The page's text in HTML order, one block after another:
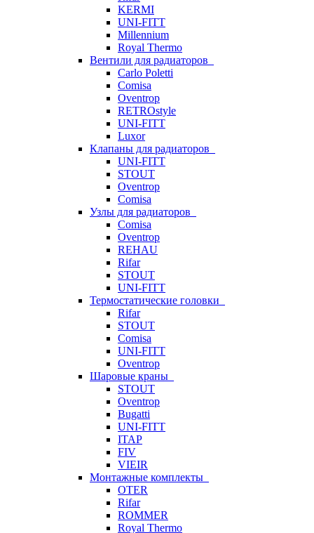
KERMI
UNI-FITT
Millennium
Royal Thermo
Вентили для радиаторов
Carlo Poletti
Comisa
Oventrop
RETROstyle
UNI-FITT
Luxor
Клапаны для радиаторов
UNI-FITT
STOUT
Oventrop
Comisa
Узлы для радиаторов
Comisa
Oventrop
REHAU
Rifar
STOUT
UNI-FITT
Термостатические головки
Rifar
STOUT
Comisa
UNI-FITT
Oventrop
Шаровые краны
STOUT
Oventrop
Bugatti
UNI-FITT
ITAP
FIV
VIEIR
Монтажные комплекты
OTER
Rifar
ROMMER
Royal Thermo